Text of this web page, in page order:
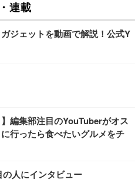
連載
ガジェットを動画で解説！公式Y
】編集部注目のYouTuberがオス
行ったら食べたいグルメをチ
の人にインタビュー